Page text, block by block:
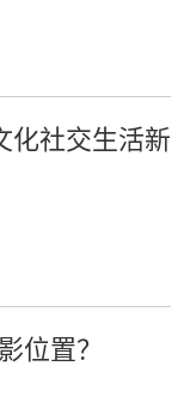
化社交生活新
位置？